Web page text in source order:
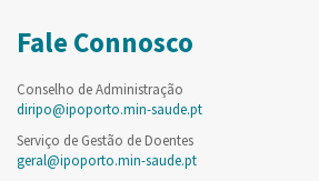
Fale Connosco
Conselho de Administração
diripo@ipoporto.min-saude.pt
Serviço de Gestão de Doentes
geral@ipoporto.min-saude.pt